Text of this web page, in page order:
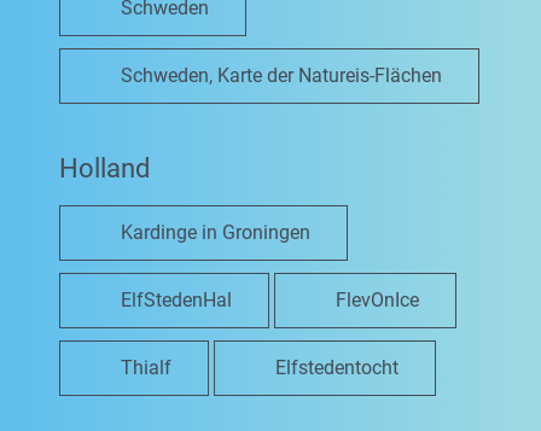
Schweden
Schweden, Karte der Natureis-Flächen
Holland
Kardinge in Groningen
ElfStedenHal FlevOnIce
Thialf Elfstedentocht